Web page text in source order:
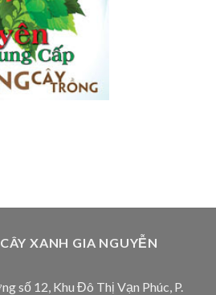
XANH GIA NGUYỄN
số 12, Khu Đô Thị Vạn Phúc, P.